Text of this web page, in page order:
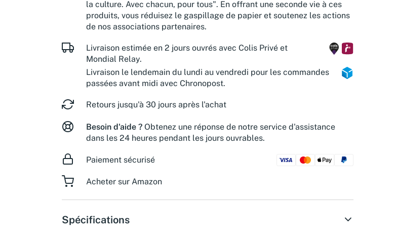
la culture. Avec chacun, pour tous". En offrant une seconde vie à ces
produits, vous réduisez le gaspillage de papier et soutenez les actions
de nos associations partenaires.
Livraison estimée en 2 jours ouvrés avec Colis Privé et
Mondial Relay.
Livraison le lendemain du lundi au vendredi pour les commandes
passées avant midi avec Chronopost.
Retours jusqu'à 30 jours après l'achat
Besoin d'aide ? Obtenez une réponse de notre service d'assistance
dans les 24 heures pendant les jours ouvrables.
Paiement sécurisé
Acheter sur Amazon
Spécifications